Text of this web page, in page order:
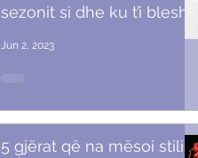
sezonit si dhe ku t’i blesh
Jun 2, 2023
5 gjërat që na mësoi stili i